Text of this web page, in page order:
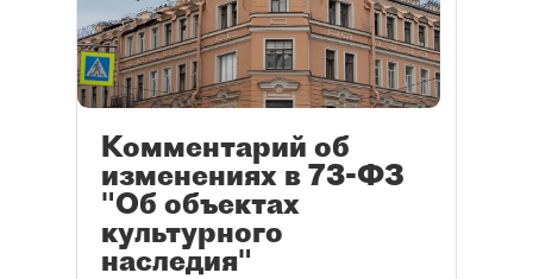
Комментарий об
изменениях в 73-ФЗ
"Об объектах
культурного
наследия"